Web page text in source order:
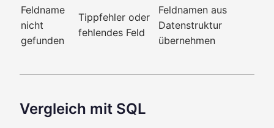
Feldname
nicht
gefunden
Tippfehler oder
fehlendes Feld
Feldnamen aus
Datenstruktur
übernehmen
Vergleich mit SQL